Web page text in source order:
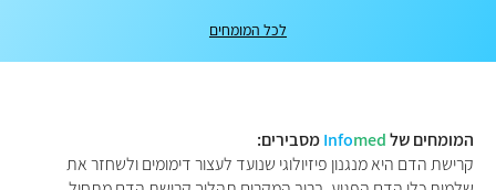
לכל המומחים
המומחים של Infomed
מסבירים:
קרישת הדם היא מנגנון פיזיולוגי שנועד לעצור דימומים ולשחזר את